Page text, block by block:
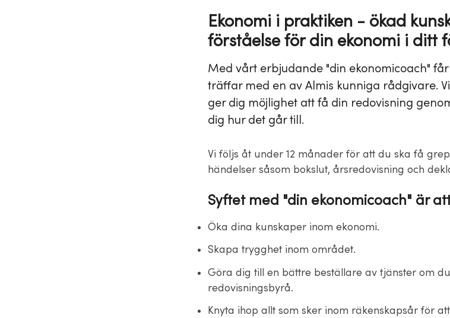
Ekonomi i praktiken - ökad
förståelse för din ekonomi i ditt
Med vårt erbjudande "din ekonomicoach"
träffar med en av Almis kunniga rådgivare.
ger dig möjlighet att få din redovisning
dig hur det går till.
Vi följs åt under 12 månader för att du ska få
händelser såsom bokslut, årsredovisning och
Syftet med "din ekonomicoach" är
Öka dina kunskaper inom ekonomi.
Skapa trygghet inom området.
Göra dig till en bättre beställare av tjänster om
redovisningsbyrå.
Knyta ihop allt som sker inom räkenskapsår för